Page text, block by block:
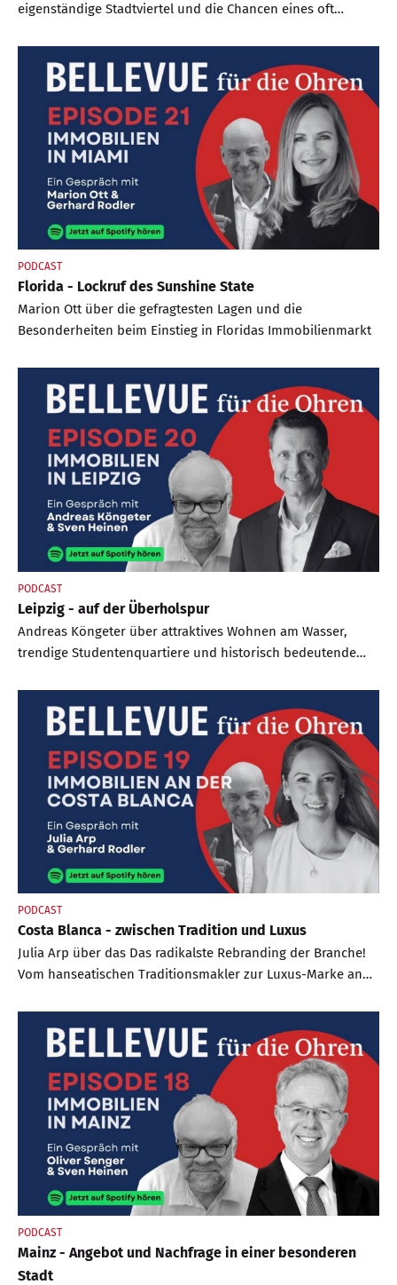
eigenständige Stadtviertel und die Chancen eines oft
PODCAST
Florida - Lockruf des Sunshine State
Marion Ott über die gefragtesten Lagen und die
Besonderheiten beim Einstieg in Floridas Immobilienmarkt
PODCAST
Leipzig - auf der Überholspur
Andreas Köngeter über attraktives Wohnen am Wasser,
trendige Studentenquartiere und historisch bedeutende
PODCAST
Costa Blanca - zwischen Tradition und Luxus
Julia Arp über das Das radikalste Rebranding der Branche!
Vom hanseatischen Traditionsmakler zur Luxus-Marke an
PODCAST
Mainz - Angebot und Nachfrage in einer besonderen
Stadt